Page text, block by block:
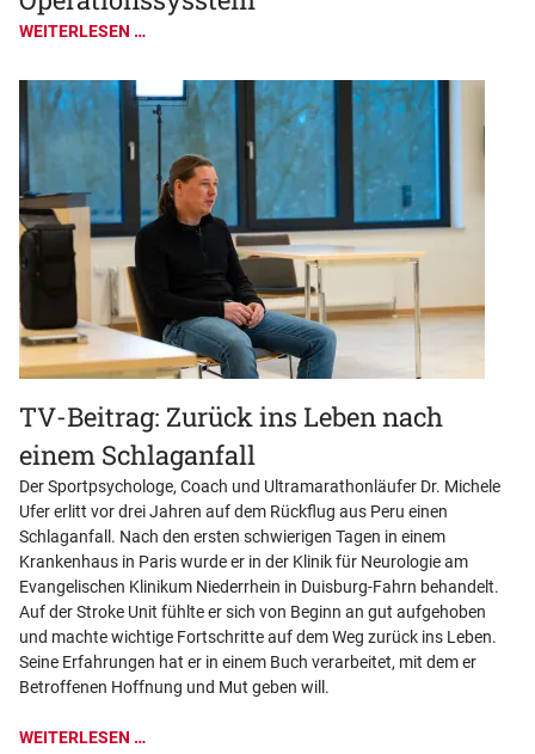
WEITERLESEN …
TV-Beitrag: Zurück ins Leben nach
einem Schlaganfall
Der Sportpsychologe, Coach und Ultramarathonläufer Dr. Michele
Ufer erlitt vor drei Jahren auf dem Rückflug aus Peru einen
Schlaganfall. Nach den ersten schwierigen Tagen in einem
Krankenhaus in Paris wurde er in der Klinik für Neurologie am
Evangelischen Klinikum Niederrhein in Duisburg-Fahrn behandelt.
Auf der Stroke Unit fühlte er sich von Beginn an gut aufgehoben
und machte wichtige Fortschritte auf dem Weg zurück ins Leben.
Seine Erfahrungen hat er in einem Buch verarbeitet, mit dem er
Betroffenen Hoffnung und Mut geben will.
WEITERLESEN …